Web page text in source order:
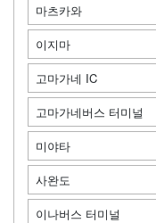
마츠카와
이지마
고마가네 IC
고마가네버스 터미널
미야타
사완도
이나버스 터미널